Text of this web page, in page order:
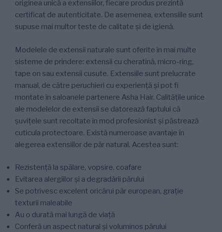
originea unică a extensiilor, fiecare produs prezintă
certificat de autenticitate. De asemenea, extensiile sunt
supuse mai multor teste de calitate și de igienă.
Modelele de extensii naturale sunt oferite în mai multe
sisteme de prindere: extensii cu cheratină, micro-ring,
tape on sau extensii cusute. Extensiile sunt prelucrate
manual, de către peruchieri cu experiență și pot fi
montate în saloanele partenere Asha Hair. Calitățile unice
ale modelelor de extensii se datorează faptului că
șuvițele sunt recoltate în mod profesionist și păstrează
cuticula protectoare. Există numeroase avantaje în
alegerea extensiilor de păr natural. Acestea sunt:
Rezistență la spălare, vopsire, coafare
Evitarea alergiilor și a degradării părului
Se potrivesc excelent oricărui păr european, grație
texturii maleabile
Au o durată mai lungă de viață
Conferă un aspect natural și voluminos părului